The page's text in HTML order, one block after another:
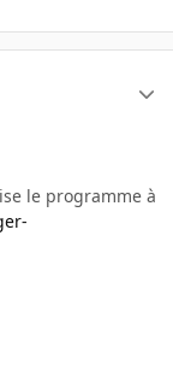
le programme à